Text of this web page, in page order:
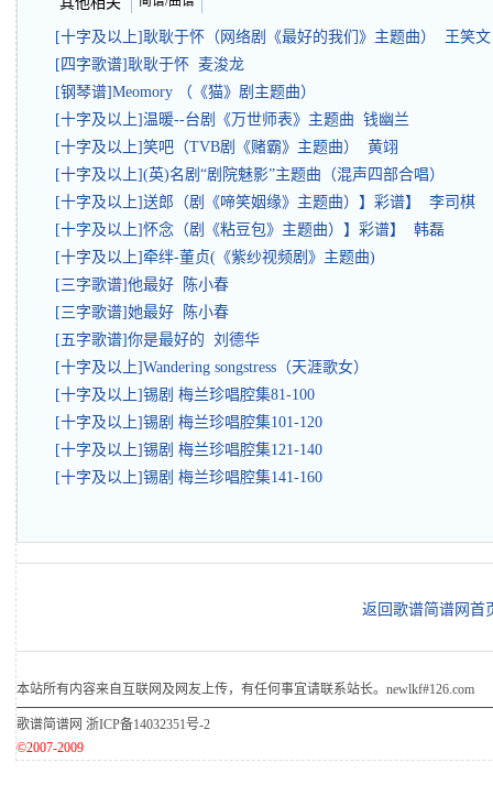
[十字及以上]耿耿于怀（网络剧《最好的我们》主题曲） 王笑文
[四字歌谱]耿耿于怀 麦浚龙
[钢琴谱]Meomory （《猫》剧主题曲）
[十字及以上]温暖--台剧《万世师表》主题曲 钱幽兰
[十字及以上]笑吧（TVB剧《赌霸》主题曲） 黄翊
[十字及以上](英)名剧“剧院魅影”主题曲（混声四部合唱）
[十字及以上]送郎（剧《啼笑姻缘》主题曲）】彩谱】 李司棋
[十字及以上]怀念（剧《粘豆包》主题曲）】彩谱】 韩磊
[十字及以上]牵绊-董贞(《紫纱视频剧》主题曲)
[三字歌谱]他最好 陈小春
[三字歌谱]她最好 陈小春
[五字歌谱]你是最好的 刘德华
[十字及以上]Wandering songstress（天涯歌女）
[十字及以上]锡剧 梅兰珍唱腔集81-100
[十字及以上]锡剧 梅兰珍唱腔集101-120
[十字及以上]锡剧 梅兰珍唱腔集121-140
[十字及以上]锡剧 梅兰珍唱腔集141-160
返回歌谱简谱网首
本站所有内容来自互联网及网友上传，有任何事宜请联系站长。newlkf#126.com
歌谱简谱网 浙ICP备14032351号-2
©2007-2009